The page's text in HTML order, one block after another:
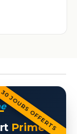
30 JOURS OFFERTS
Prime